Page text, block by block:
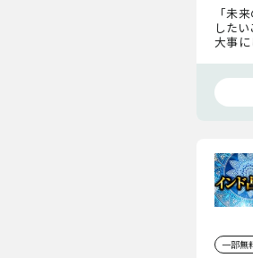
「未
した
大事
ジを
一部無